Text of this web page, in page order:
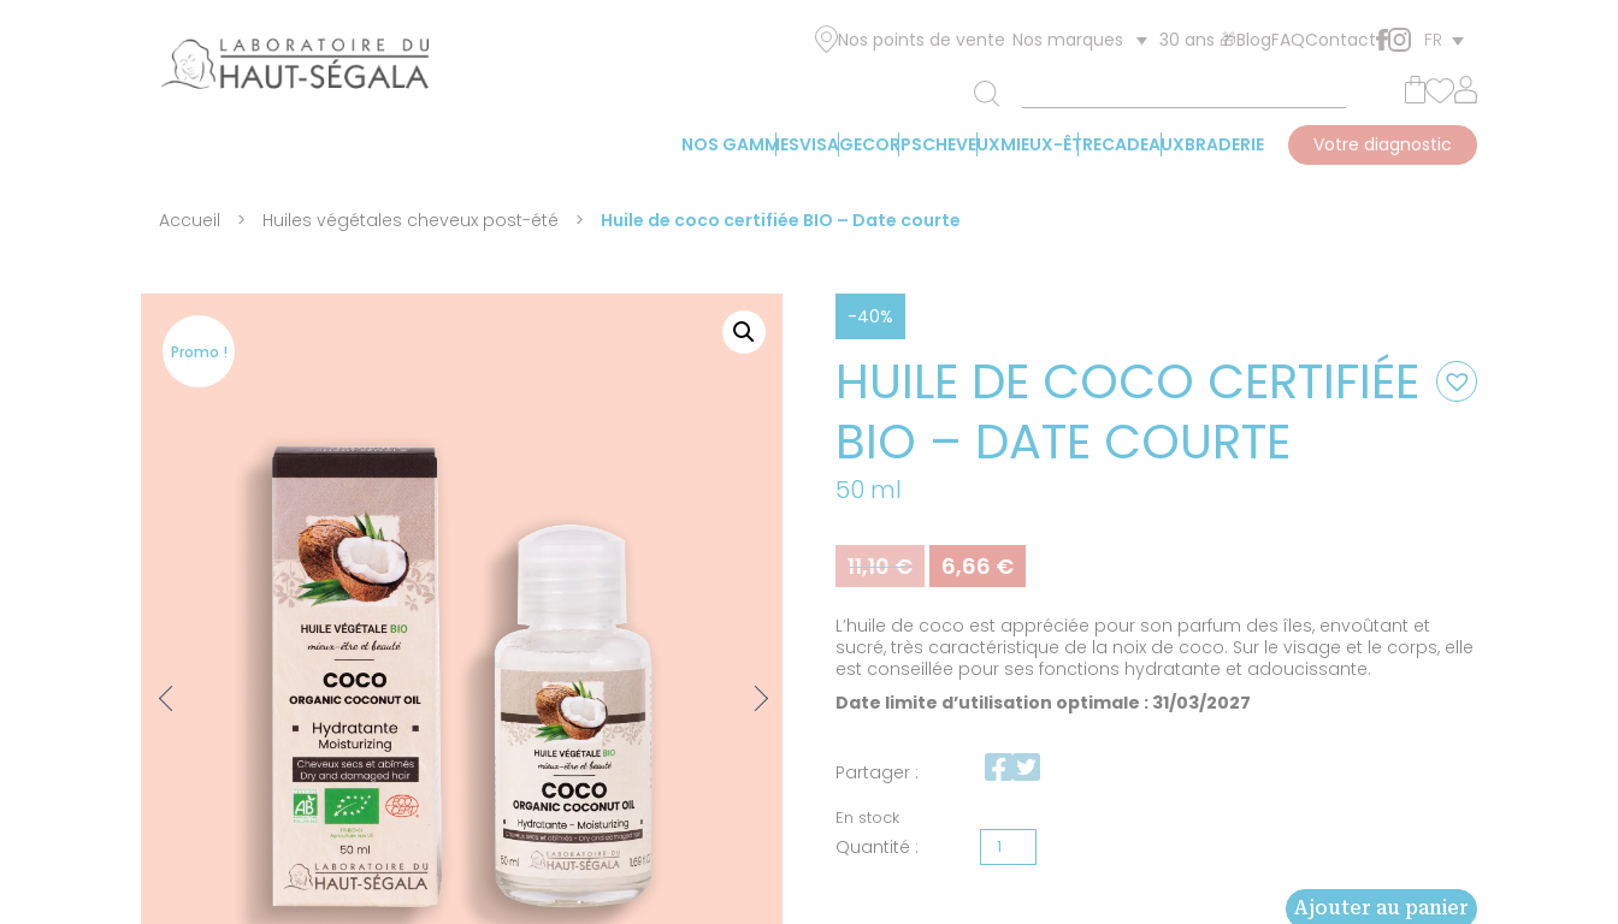
Nos points de vente Nos marques 30 ans 🎁BlogFAQContact FR
NOS GAMMESVISAGECORPSCHEVEUXMIEUX-ÊTRECADEAUXBRADERIE Votre diagnostic
Accueil > Huiles végétales cheveux post-été > Huile de coco certifiée BIO – Date courte
Promo !
Previo
Next
-40%
HUILE DE COCO CERTIFIÉE
BIO – DATE COURTE
50 ml
11,10€
Le
prix
était :
11,10 €.
6,66 €
prix
est :
6,66 €.
L’huile de coco est appréciée pour son parfum des îles, envoûtant et
sucré, très caractéristique de la noix de coco. Sur le visage et le corps, elle
est conseillée pour ses fonctions hydratante et adoucissante.
Date limite d’utilisation optimale : 31/03/2027
Partager :
En stock
quantité
Ajouter au panier